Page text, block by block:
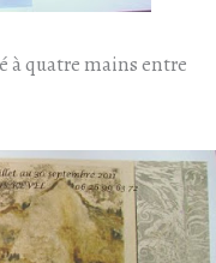
à quatre mains entre